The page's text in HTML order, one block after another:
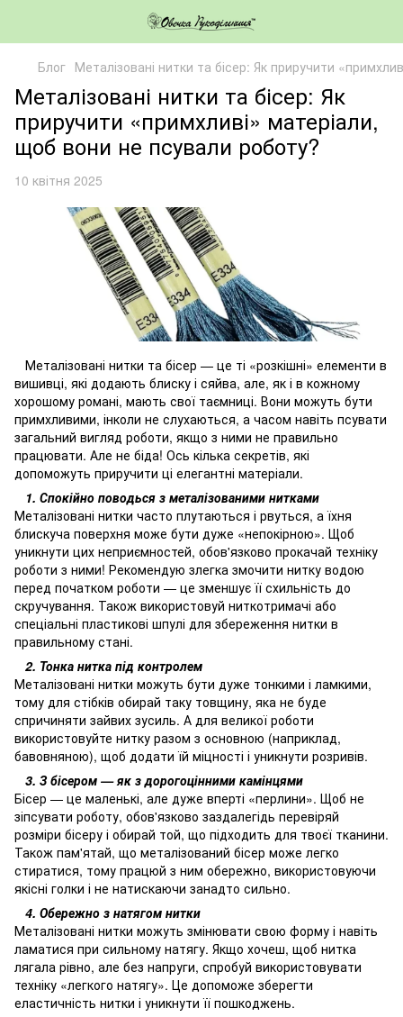
Блог Металізовані нитки та бісер: Як приручити
Металізовані нитки та бісер: Як
приручити «примхливі» матеріали,
щоб вони не псували роботу?
10 квітня 2025
Металізовані нитки та бісер — це ті «розкішні» елементи в
вишивці, які додають блиску і сяйва, але, як і в кожному
хорошому романі, мають свої таємниці. Вони можуть бути
примхливими, інколи не слухаються, а часом навіть псувати
загальний вигляд роботи, якщо з ними не правильно
працювати. Але не біда! Ось кілька секретів, які
допоможуть приручити ці елегантні матеріали.
1. Спокійно поводься з металізованими нитками
Металізовані нитки часто плутаються і рвуться, а їхня
блискуча поверхня може бути дуже «непокірною». Щоб
уникнути цих неприємностей, обов'язково прокачай техніку
роботи з ними! Рекомендую злегка змочити нитку водою
перед початком роботи — це зменшує її схильність до
скручування. Також використовуй ниткотримачі або
спеціальні пластикові шпулі для збереження нитки в
правильному стані.
2. Тонка нитка під контролем
Металізовані нитки можуть бути дуже тонкими і ламкими,
тому для стібків обирай таку товщину, яка не буде
спричиняти зайвих зусиль. А для великої роботи
використовуйте нитку разом з основною (наприклад,
бавовняною), щоб додати їй міцності і уникнути розривів.
3. З бісером — як з дорогоцінними камінцями
Бісер — це маленькі, але дуже вперті «перлини». Щоб не
зіпсувати роботу, обов'язково заздалегідь перевіряй
розміри бісеру і обирай той, що підходить для твоєї тканини.
Також пам'ятай, що металізований бісер може легко
стиратися, тому працюй з ним обережно, використовуючи
якісні голки і не натискаючи занадто сильно.
4. Обережно з натягом нитки
Металізовані нитки можуть змінювати свою форму і навіть
ламатися при сильному натягу. Якщо хочеш, щоб нитка
лягала рівно, але без напруги, спробуй використовувати
техніку «легкого натягу». Це допоможе зберегти
еластичність нитки і уникнути її пошкоджень.